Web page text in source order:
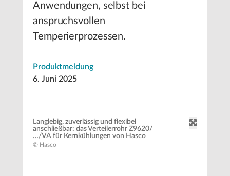
Anwendungen, selbst bei
anspruchsvollen
Temperierprozessen.
Produktmeldung
6. Juni 2025
Langlebig, zuverlässig und flexibel
anschließbar: das Verteilerrohr Z9620/
…/VA für Kernkühlungen von Hasco
© Hasco